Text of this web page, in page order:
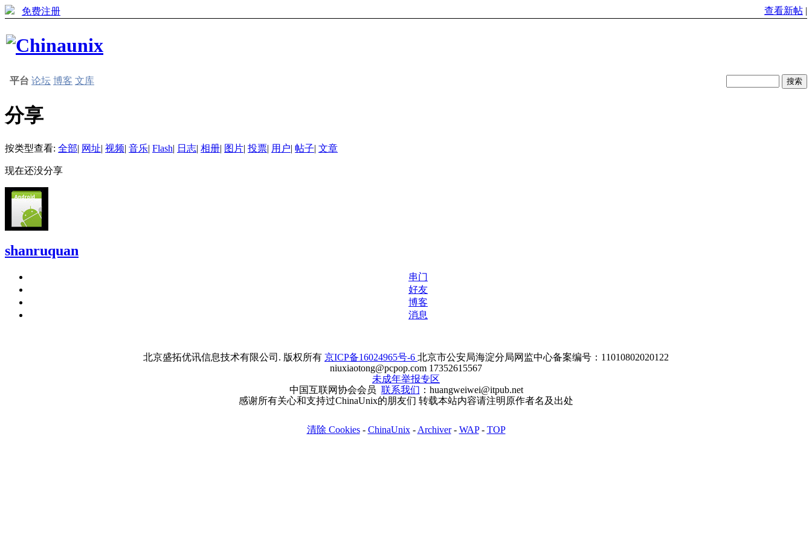
免费注册 查看新帖 |
平台 论坛 博客 文库
分享
按类型查看: 全部| 网址| 视频| 音乐| Flash| 日志| 相册| 图片| 投票| 用户| 帖子| 文章
现在还没分享
shanruquan
串门
好友
博客
消息
北京盛拓优讯信息技术有限公司. 版权所有 京ICP备16024965号-6 北京市公安局海淀分局网监中心备案编号：11010802020122
niuxiaotong@pcpop.com 17352615567
未成年举报专区
中国互联网协会会员 联系我们 ：huangweiwei@itpub.net
感谢所有关心和支持过ChinaUnix的朋友们 转载本站内容请注明原作者名及出处
清除 Cookies- ChinaUnix- Archiver- WAP- TOP